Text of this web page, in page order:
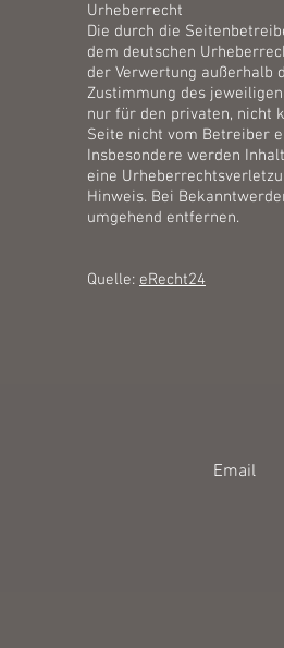
Urheberrecht
Die durch die
dem deutschen
der Verwertung außerhalb
Zustimmung des
nur für den privaten, nicht
Seite nicht vom Betreiber
Insbesondere werden
eine
Hinweis. Bei
umgehend entfernen.
​Quelle: eRecht24
Email